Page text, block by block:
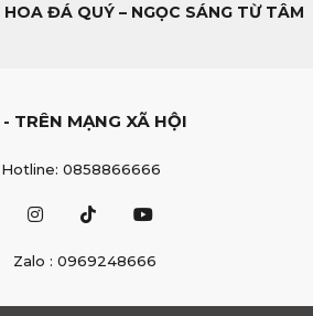
HOA ĐÁ QUÝ – NGỌC SÁNG TỪ TÂM
- TRÊN MẠNG XÃ HỘI
Hotline: 0858866666
Zalo : 0969248666